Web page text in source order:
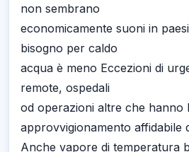
non sembrano
economicamente suoni in
bisogno per caldo
acqua è meno Eccezioni di
remote, ospedali
od operazioni altre che hanno
approvvigionamento affidabile
Anche vapore di temperatura